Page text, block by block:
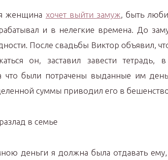
женщина хочет выйти замуж, быть
и в нелегкие времена. До
После свадьбы Виктор объявил,
он, заставил завести тетрадь,
что были потрачены выданные им
суммы приводил его в
деньги я должна была отдавать